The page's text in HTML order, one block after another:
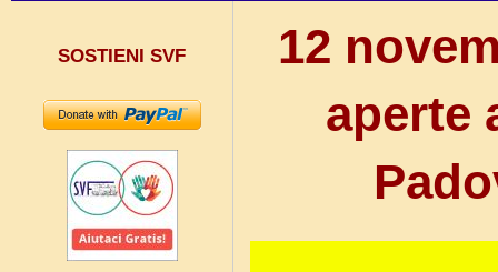
SOSTIENI SVF
12
aperte